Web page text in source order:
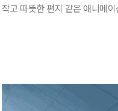
작고 따뜻한 편지 같은 애니메이